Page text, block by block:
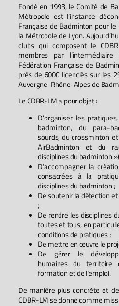
Fondé en 1993, le Comité de
Métropole est l’instance
Française de Badminton pour
la Métropole de Lyon.
clubs qui composent le
membres par
Fédération Française de
près de 6000 licenciés sur les
Auvergne-Rhône-Alpes de
Le CDBR-LM a pour objet :
D’organiser les
badminton, du para-
sourds, du crossminton
AirBadminton et du
disciplines du badminton
D’accompagner la
consacrées à la
disciplines du badminton ;
De soutenir la détection
;
De rendre les disciplines
toutes et tous, en
conditions de pratiques ;
De mettre en œuvre le
De gérer le
humaines du
formation et de l’emploi.
De manière plus concrète et
CDBR-LM se donne comme